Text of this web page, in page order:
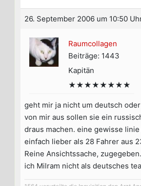
26. September 2006 um 10:50
Raumcollagen
Beiträge: 1443
Kapitän
★★★★★★★★
geht mir ja nicht um deutsch
von mir aus sollen sie ein
draus machen. eine gewisse
einfach lieber als 28 Fahrer aus
Reine Ansichtssache,
ich Milram nicht als deutsches